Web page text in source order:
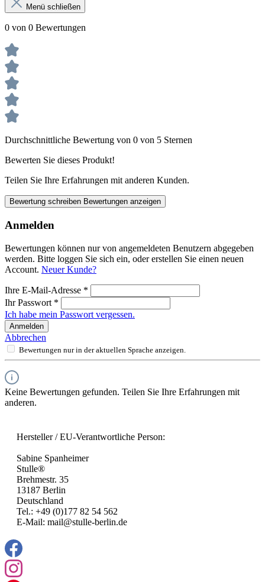
Menü schließen
0 von 0 Bewertungen
Durchschnittliche Bewertung von 0 von 5 Sternen
Bewerten Sie dieses Produkt!
Teilen Sie Ihre Erfahrungen mit anderen Kunden.
Bewertung schreiben Bewertungen anzeigen
Anmelden
Bewertungen können nur von angemeldeten Benutzern abgegeben
werden. Bitte loggen Sie sich ein, oder erstellen Sie einen neuen
Account. Neuer Kunde?
Ihre E-Mail-Adresse *
Ihr Passwort *
Ich habe mein Passwort vergessen.
Anmelden
Abbrechen
Bewertungen nur in der aktuellen Sprache anzeigen.
Keine Bewertungen gefunden. Teilen Sie Ihre Erfahrungen mit
anderen.
Hersteller / EU-Verantwortliche Person:
Sabine Spanheimer
Stulle®
Brehmestr. 35
13187 Berlin
Deutschland
Tel.: +49 (0)177 82 54 562
E-Mail: mail@stulle-berlin.de